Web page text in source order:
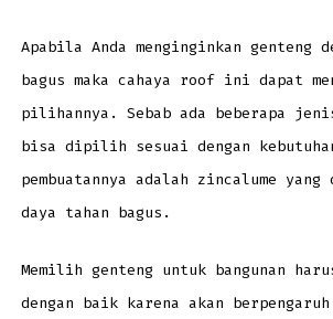
Apabila Anda menginginkan genteng
bagus maka cahaya roof ini dapat
pilihannya. Sebab ada beberapa
bisa dipilih sesuai dengan
pembuatannya adalah zincalume
daya tahan bagus.
Memilih genteng untuk bangunan
dengan baik karena akan